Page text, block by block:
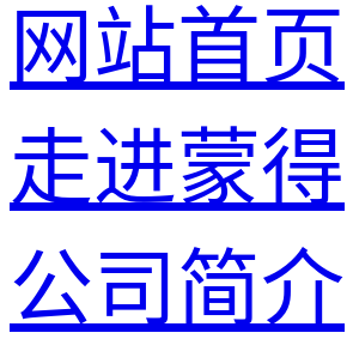
网站首页
走进蒙得
公司简介